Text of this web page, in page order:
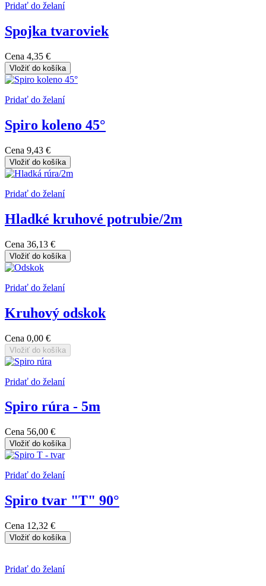
Pridať do želaní
Spojka tvaroviek
Cena 4,35 €
Vložiť do košíka
Pridať do želaní
Spiro koleno 45°
Cena 9,43 €
Vložiť do košíka
Pridať do želaní
Hladké kruhové potrubie/2m
Cena 36,13 €
Vložiť do košíka
Pridať do želaní
Kruhový odskok
Cena 0,00 €
Vložiť do košíka
Pridať do želaní
Spiro rúra - 5m
Cena 56,00 €
Vložiť do košíka
Pridať do želaní
Spiro tvar "T" 90°
Cena 12,32 €
Vložiť do košíka
Pridať do želaní